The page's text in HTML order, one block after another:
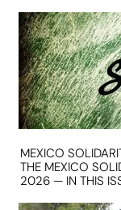
MEXICO
THE MEXICO
2026 — IN THIS